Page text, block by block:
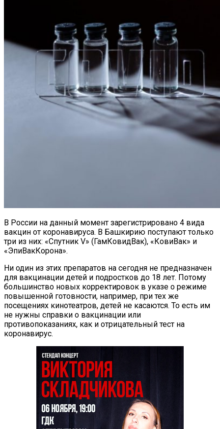
В России на данный момент зарегистрировано 4 вида
вакцин от коронавируса. В Башкирию поступают только
три из них: «Спутник V» (ГамКовидВак), «КовиВак» и
«ЭпиВакКорона».
Ни один из этих препаратов на сегодня не предназначен
для вакцинации детей и подростков до 18 лет. Потому
большинство новых корректировок в указе о режиме
повышенной готовности, например, при тех же
посещениях кинотеатров, детей не касаются. То есть им
не нужны справки о вакцинации или
противопоказаниях, как и отрицательный тест на
коронавирус.